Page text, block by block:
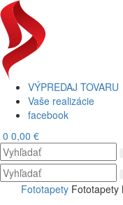
VÝPREDAJ TOVARU
Vaše realizácie
facebook
0 0,00 €
Fototapety Fototapety